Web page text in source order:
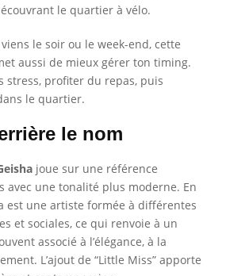
le quartier à vélo.
le soir ou le week-end, cette
aussi de mieux gérer ton timing.
stress, profiter du repas, puis
le quartier.
le nom
joue sur une référence
avec une tonalité plus moderne. En
est une artiste formée à différentes
et sociales, ce qui renvoie à un
associé à l’élégance, à la
L’ajout de “Little Miss” apporte